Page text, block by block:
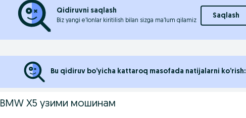
Qidiruvni saqlash
Biz yangi e’lonlar kiritilish bilan sizga ma’lum qilamiz
Saqlash
Bu qidiruv bo’yicha kattaroq masofada natijalarni ko’rish:
BMW X5 узими мошинам